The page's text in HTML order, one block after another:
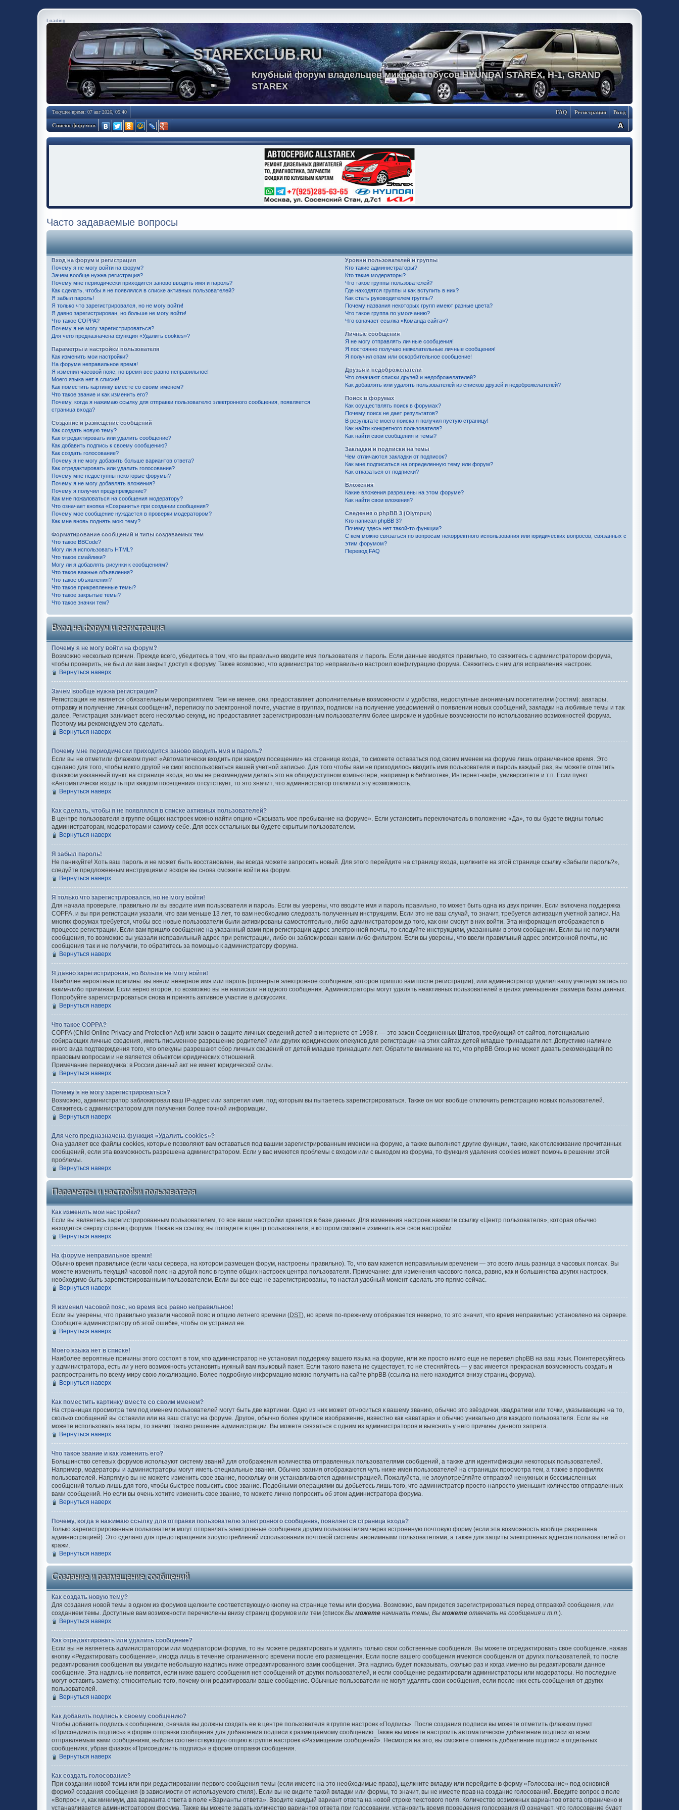
Loading
STAREXCLUB.RU
Клубный форум владельцев микроавтобусов HYUNDAI STAREX, H-1, GRAND
STAREX
Текущее время: 07 авг 2026, 05:40 Вход
Регистрация
FAQ
Список форумов
Часто задаваемые вопросы
Вход на форум и регистрация
Почему я не могу войти на форум?
Зачем вообще нужна регистрация?
Почему мне периодически приходится заново вводить имя и пароль?
Как сделать, чтобы я не появлялся в списке активных пользователей?
Я забыл пароль!
Я только что зарегистрировался, но не могу войти!
Я давно зарегистрирован, но больше не могу войти!
Что такое COPPA?
Почему я не могу зарегистрироваться?
Для чего предназначена функция «Удалить cookies»?
Параметры и настройки пользователя
Как изменить мои настройки?
На форуме неправильное время!
Я изменил часовой пояс, но время все равно неправильное!
Моего языка нет в списке!
Как поместить картинку вместе со своим именем?
Что такое звание и как изменить его?
Почему, когда я нажимаю ссылку для отправки пользователю электронного сообщения, появляется
страница входа?
Создание и размещение сообщений
Как создать новую тему?
Как отредактировать или удалить сообщение?
Как добавить подпись к своему сообщению?
Как создать голосование?
Почему я не могу добавить больше вариантов ответа?
Как отредактировать или удалить голосование?
Почему мне недоступны некоторые форумы?
Почему я не могу добавлять вложения?
Почему я получил предупреждение?
Как мне пожаловаться на сообщения модератору?
Что означает кнопка «Сохранить» при создании сообщения?
Почему мое сообщение нуждается в проверки модератором?
Как мне вновь поднять мою тему?
Форматирование сообщений и типы создаваемых тем
Что такое BBCode?
Могу ли я использовать HTML?
Что такое смайлики?
Могу ли я добавлять рисунки к сообщениям?
Что такое важные объявления?
Что такое объявления?
Что такое прикрепленные темы?
Что такое закрытые темы?
Что такое значки тем?
Уровни пользователей и группы
Кто такие администраторы?
Кто такие модераторы?
Что такое группы пользователей?
Где находятся группы и как вступить в них?
Как стать руководителем группы?
Почему названия некоторых групп имеют разные цвета?
Что такое группа по умолчанию?
Что означает ссылка «Команда сайта»?
Личные сообщения
Я не могу отправлять личные сообщения!
Я постоянно получаю нежелательные личные сообщения!
Я получил спам или оскорбительное сообщение!
Друзья и недоброжелатели
Что означают списки друзей и недоброжелателей?
Как добавлять или удалять пользователей из списков друзей и недоброжелателей?
Поиск в форумах
Как осуществлять поиск в форумах?
Почему поиск не дает результатов?
В результате моего поиска я получил пустую страницу!
Как найти конкретного пользователя?
Как найти свои сообщения и темы?
Закладки и подписки на темы
Чем отличаются закладки от подписок?
Как мне подписаться на определенную тему или форум?
Как отказаться от подписки?
Вложения
Какие вложения разрешены на этом форуме?
Как найти свои вложения?
Сведения о phpBB 3 (Olympus)
Кто написал phpBB 3?
Почему здесь нет такой-то функции?
С кем можно связаться по вопросам некорректного использования или юридических вопросов, связанных с
этим форумом?
Перевод FAQ
Вход на форум и регистрация
Почему я не могу войти на форум?
Возможно несколько причин. Прежде всего, убедитесь в том, что вы правильно вводите имя пользователя и пароль. Если данные вводятся правильно, то свяжитесь с администратором форума,
чтобы проверить, не был ли вам закрыт доступ к форуму. Также возможно, что администратор неправильно настроил конфигурацию форума. Свяжитесь с ним для исправления настроек.
Вернуться наверх
Зачем вообще нужна регистрация?
Регистрация не является обязательным мероприятием. Тем не менее, она предоставляет дополнительные возможности и удобства, недоступные анонимным посетителям (гостям): аватары,
отправку и получение личных сообщений, переписку по электронной почте, участие в группах, подписки на получение уведомлений о появлении новых сообщений, закладки на любимые темы и так
далее. Регистрация занимает всего несколько секунд, но предоставляет зарегистрированным пользователям более широкие и удобные возможности по использованию возможностей форума.
Поэтому мы рекомендуем это сделать.
Вернуться наверх
Почему мне периодически приходится заново вводить имя и пароль?
Если вы не отметили флажком пункт «Автоматически входить при каждом посещении» на странице входа, то сможете оставаться под своим именем на форуме лишь ограниченное время. Это
сделано для того, чтобы никто другой не смог воспользоваться вашей учетной записью. Для того чтобы вам не приходилось вводить имя пользователя и пароль каждый раз, вы можете отметить
флажком указанный пункт на странице входа, но мы не рекомендуем делать это на общедоступном компьютере, например в библиотеке, Интернет-кафе, университете и т.п. Если пункт
«Автоматически входить при каждом посещении» отсутствует, то это значит, что администратор отключил эту возможность.
Вернуться наверх
Как сделать, чтобы я не появлялся в списке активных пользователей?
В центре пользователя в группе общих настроек можно найти опцию «Скрывать мое пребывание на форуме». Если установить переключатель в положение «Да», то вы будете видны только
администраторам, модераторам и самому себе. Для всех остальных вы будете скрытым пользователем.
Вернуться наверх
Я забыл пароль!
Не паникуйте! Хоть ваш пароль и не может быть восстановлен, вы всегда можете запросить новый. Для этого перейдите на страницу входа, щелкните на этой странице ссылку «Забыли пароль?»,
следуйте предложенным инструкциям и вскоре вы снова сможете войти на форум.
Вернуться наверх
Я только что зарегистрировался, но не могу войти!
Для начала проверьте, правильно ли вы вводите имя пользователя и пароль. Если вы уверены, что вводите имя и пароль правильно, то может быть одна из двух причин. Если включена поддержка
COPPA, и вы при регистрации указали, что вам меньше 13 лет, то вам необходимо следовать полученным инструкциям. Если это не ваш случай, то значит, требуется активация учетной записи. На
многих форумах требуется, чтобы все новые пользователи были активированы самостоятельно, либо администратором до того, как они смогут в них войти. Эта информация отображается в
процессе регистрации. Если вам пришло сообщение на указанный вами при регистрации адрес электронной почты, то следуйте инструкциям, указанными в этом сообщении. Если вы не получили
сообщения, то возможно вы указали неправильный адрес при регистрации, либо он заблокирован каким-либо фильтром. Если вы уверены, что ввели правильный адрес электронной почты, но
сообщения так и не получили, то обратитесь за помощью к администратору форума.
Вернуться наверх
Я давно зарегистрирован, но больше не могу войти!
Наиболее вероятные причины: вы ввели неверное имя или пароль (проверьте электронное сообщение, которое пришло вам после регистрации), или администратор удалил вашу учетную запись по
каким-либо причинам. Если верно второе, то возможно вы не написали ни одного сообщения. Администраторы могут удалять неактивных пользователей в целях уменьшения размера базы данных.
Попробуйте зарегистрироваться снова и принять активное участие в дискуссиях.
Вернуться наверх
Что такое COPPA?
COPPA (Child Online Privacy and Protection Act) или закон о защите личных сведений детей в интернете от 1998 г. — это закон Соединенных Штатов, требующий от сайтов, потенциально
собирающих личные сведения, иметь письменное разрешение родителей или других юридических опекунов для регистрации на этих сайтах детей младше тринадцати лет. Допустимо наличие
иного вида подтверждения того, что опекуны разрешают сбор личных сведений от детей младше тринадцати лет. Обратите внимание на то, что phpBB Group не может давать рекомендаций по
правовым вопросам и не является объектом юридических отношений.
Примечание переводчика: в России данный акт не имеет юридической силы.
Вернуться наверх
Почему я не могу зарегистрироваться?
Возможно, администратор заблокировал ваш IP-адрес или запретил имя, под которым вы пытаетесь зарегистрироваться. Также он мог вообще отключить регистрацию новых пользователей.
Свяжитесь с администратором для получения более точной информации.
Вернуться наверх
Для чего предназначена функция «Удалить cookies»?
Она удаляет все файлы cookies, которые позволяют вам оставаться под вашим зарегистрированным именем на форуме, а также выполняет другие функции, такие, как отслеживание прочитанных
сообщений, если эта возможность разрешена администратором. Если у вас имеются проблемы с входом или с выходом из форума, то функция удаления cookies может помочь в решении этой
проблемы.
Вернуться наверх
Параметры и настройки пользователя
Как изменить мои настройки?
Если вы являетесь зарегистрированным пользователем, то все ваши настройки хранятся в базе данных. Для изменения настроек нажмите ссылку «Центр пользователя», которая обычно
находится сверху страниц форума. Нажав на ссылку, вы попадете в центр пользователя, в котором сможете изменить все свои настройки.
Вернуться наверх
На форуме неправильное время!
Обычно время правильное (если часы сервера, на котором размещен форум, настроены правильно). То, что вам кажется неправильным временем — это всего лишь разница в часовых поясах. Вы
можете изменить текущий часовой пояс на другой пояс в группе общих настроек центра пользователя. Примечание: для изменения часового пояса, равно, как и большинства других настроек,
необходимо быть зарегистрированным пользователем. Если вы все еще не зарегистрированы, то настал удобный момент сделать это прямо сейчас.
Вернуться наверх
Я изменил часовой пояс, но время все равно неправильное!
Если вы уверены, что правильно указали часовой пояс и опцию летнего времени (DST), но время по-прежнему отображается неверно, то это значит, что время неправильно установлено на сервере.
Сообщите администратору об этой ошибке, чтобы он устранил ее.
Вернуться наверх
Моего языка нет в списке!
Наиболее вероятные причины этого состоят в том, что администратор не установил поддержку вашего языка на форуме, или же просто никто еще не перевел phpBB на ваш язык. Поинтересуйтесь
у администратора, есть ли у него возможность установить нужный вам языковый пакет. Если такого пакета не существует, то не стесняйтесь — у вас имеется прекрасная возможность создать и
распространить по всему миру свою локализацию. Более подробную информацию можно получить на сайте phpBB (ссылка на него находится внизу страниц форума).
Вернуться наверх
Как поместить картинку вместе со своим именем?
На страницах просмотра тем под именем пользователей могут быть две картинки. Одно из них может относиться к вашему званию, обычно это звёздочки, квадратики или точки, указывающие на то,
сколько сообщений вы оставили или на ваш статус на форуме. Другое, обычно более крупное изображение, известно как «аватара» и обычно уникально для каждого пользователя. Если вы не
можете использовать аватары, то значит таково решение администрации. Вы можете связаться с одним из администраторов и выяснить у него причины данного запрета.
Вернуться наверх
Что такое звание и как изменить его?
Большинство сетевых форумов используют систему званий для отображения количества отправленных пользователями сообщений, а также для идентификации некоторых пользователей.
Например, модераторы и администраторы могут иметь специальные звания. Обычно звания отображаются чуть ниже имен пользователей на страницах просмотра тем, а также в профилях
пользователей. Напрямую вы не можете изменить свое звание, поскольку они устанавливаются администрацией. Пожалуйста, не злоупотребляйте отправкой ненужных и бессмысленных
сообщений только лишь для того, чтобы быстрее повысить свое звание. Подобными операциями вы добьетесь лишь того, что администратор просто-напросто уменьшит количество отправленных
вами сообщений. Но если вы очень хотите изменить свое звание, то можете лично попросить об этом администратора форума.
Вернуться наверх
Почему, когда я нажимаю ссылку для отправки пользователю электронного сообщения, появляется страница входа?
Только зарегистрированные пользователи могут отправлять электронные сообщения другим пользователям через встроенную почтовую форму (если эта возможность вообще разрешена
администрацией). Это сделано для предотвращения злоупотреблений использования почтовой системы анонимными пользователями, а также для защиты электронных адресов пользователей от
кражи.
Вернуться наверх
Создание и размещение сообщений
Как создать новую тему?
Для создания новой темы в одном из форумов щелкните соответствующую кнопку на странице темы или форума. Возможно, вам придется зарегистрироваться перед отправкой сообщения, или
созданием темы. Доступные вам возможности перечислены внизу страниц форумов или тем (список Вы можете начинать темы, Вы можете отвечать на сообщения и т.п. ).
Вернуться наверх
Как отредактировать или удалить сообщение?
Если вы не являетесь администратором или модератором форума, то вы можете редактировать и удалять только свои собственные сообщения. Вы можете отредактировать свое сообщение, нажав
кнопку «Редактировать сообщение», иногда лишь в течение ограниченного времени после его размещения. Если после вашего сообщения имеются сообщения от других пользователей, то после
редактирования сообщения вы увидите небольшую надпись ниже отредактированного вами сообщения. Эта надпись будет показывать, сколько раз и когда именно вы редактировали данное
сообщение. Эта надпись не появится, если ниже вашего сообщения нет сообщений от других пользователей, и если сообщение редактировали администраторы или модераторы. Но последние
могут оставить заметку, относительно того, почему они редактировали ваше сообщение. Обычные пользователи не могут удалять свои сообщения, если после них есть сообщения от других
пользователей.
Вернуться наверх
Как добавить подпись к своему сообщению?
Чтобы добавить подпись к сообщению, сначала вы должны создать ее в центре пользователя в группе настроек «Подпись». После создания подписи вы можете отметить флажком пункт
«Присоединить подпись» в форме отправки сообщения для добавления подписи к размещаемому сообщению. Также вы можете настроить автоматическое добавление подписи ко всем
отправляемым вами сообщениям, выбрав соответствующую опцию в группе настроек «Размещение сообщений». Несмотря на это, вы сможете отменять добавление подписи в отдельных
сообщениях, убрав флажок «Присоединить подпись» в форме отправки сообщения.
Вернуться наверх
Как создать голосование?
При создании новой темы или при редактировании первого сообщения темы (если имеете на это необходимые права), щелкните вкладку или перейдите в форму «Голосование» под основной
формой создания сообщения (в зависимости от используемого стиля). Если вы не видите такой вкладки или формы, то значит, вы не имеете прав на создание голосований. Введите вопрос в поле
«Вопрос» и, как минимум, два варианта ответа в поле «Варианты ответа». Вводите каждый вариант ответа на новой строке текстового поля. Количество возможных вариантов ответа ограничено и
устанавливается администратором форума. Также вы можете задать количество вариантов ответа при голосовании, установить время проведения голосования (0 означает, что голосование будет